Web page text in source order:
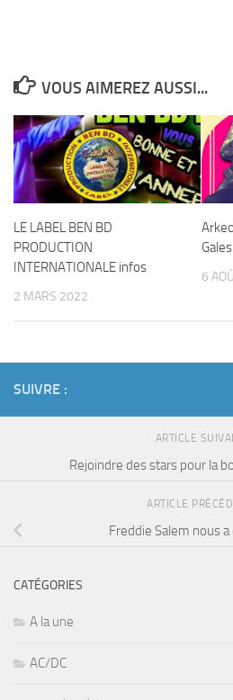
VOUS AIMEREZ AUSSI...
LE LABEL BEN BD
PRODUCTION
INTERNATIONALE infos
2 MARS 2022
6
SUIVRE :
ARTICLE
Rejoindre des stars pour la
ARTICLE
Freddie Salem nous
CATÉGORIES
A la une
AC/DC